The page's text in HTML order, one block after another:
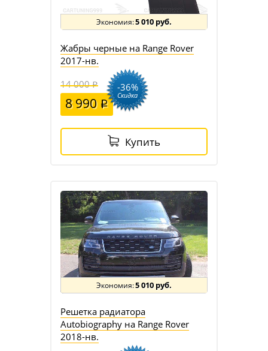
5 010 руб.
Жабры черные на Range Rover
2017-нв.
14 000
8 990
-36%
Скидка
Купить
5 010 руб.
Решетка радиатора
Autobiography на Range Rover
2018-нв.